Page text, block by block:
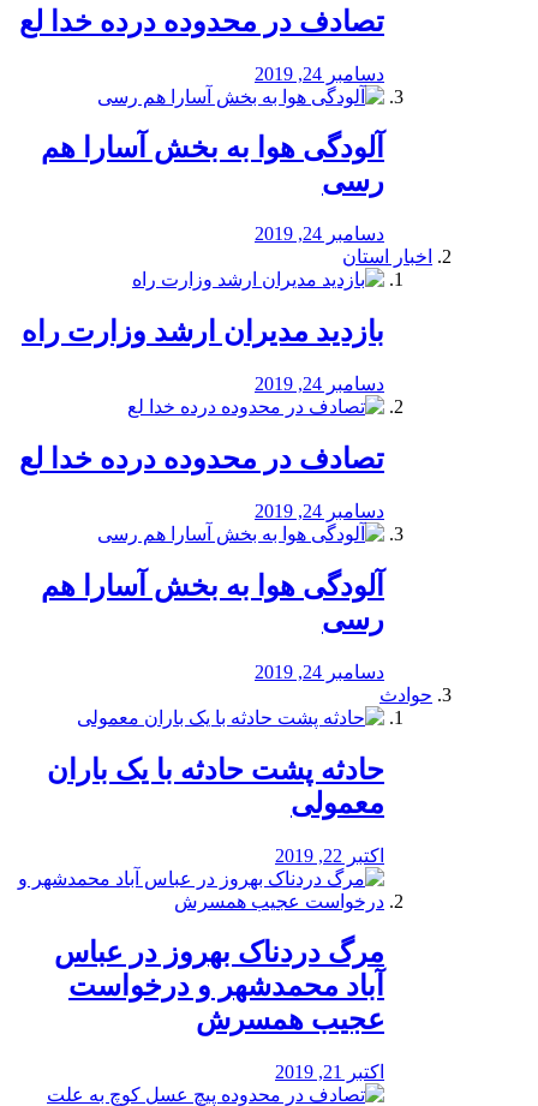
تصادف در محدوده درده خدا لع
دسامبر 24, 2019
آلودگی هوا به بخش آسارا هم
رسی
دسامبر 24, 2019
اخبار استان
بازدید مدیران ارشد وزارت راه
دسامبر 24, 2019
تصادف در محدوده درده خدا لع
دسامبر 24, 2019
آلودگی هوا به بخش آسارا هم
رسی
دسامبر 24, 2019
حوادث
️حادثه پشت حادثه با یک باران
معمولی
اکتبر 22, 2019
مرگ دردناک بهروز در عباس
آباد محمدشهر و درخواست
عجیب همسرش
اکتبر 21, 2019